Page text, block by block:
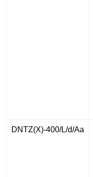
DNTZ(X)-400/L/d/Aa